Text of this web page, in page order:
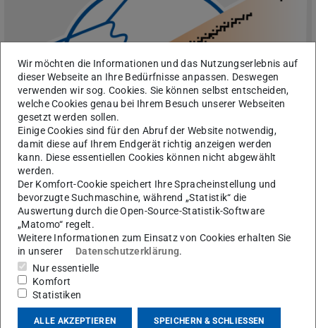
Sonderforschungsbereich SFB 1245
"Atome: Von fundamentalen Wechselwirkungen zu Struktur
und Sternen
Wir möchten die Informationen und das Nutzungserlebnis auf
dieser Webseite an Ihre Bedürfnisse anpassen. Deswegen
verwenden wir sog. Cookies. Sie können selbst entscheiden,
welche Cookies genau bei Ihrem Besuch unserer Webseiten
gesetzt werden sollen.
Einige Cookies sind für den Abruf der Website notwendig,
damit diese auf Ihrem Endgerät richtig anzeigen werden
kann. Diese essentiellen Cookies können nicht abgewählt
werden.
Der Komfort-Cookie speichert Ihre Spracheinstellung und
bevorzugte Suchmaschine, während „Statistik“ die
Auswertung durch die Open-Source-Statistik-Software
„Matomo“ regelt.
Weitere Informationen zum Einsatz von Cookies erhalten Sie
in unserer
Datenschutzerklärung.
Nur essentielle
Komfort
Statistiken
ALLE AKZEPTIEREN SPEICHERN & SCHLIESSEN